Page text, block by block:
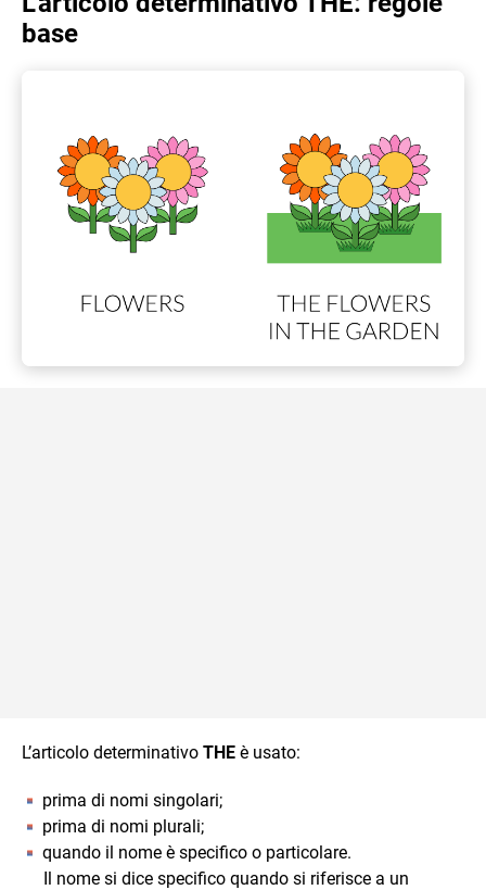
base
L’articolo determinativo THE è usato:
prima di nomi singolari;
prima di nomi plurali;
quando il nome è specifico o particolare.
Il nome si dice specifico quando si riferisce a un